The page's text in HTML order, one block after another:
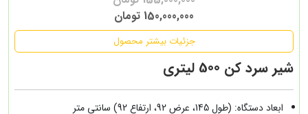
150,000,000 تومان
جزئیات بیشتر محصول
شیر سرد کن 500 لیتری
ابعاد دستگاه: (طول 145، عرض 92، ارتفاع 92) سانتی متر